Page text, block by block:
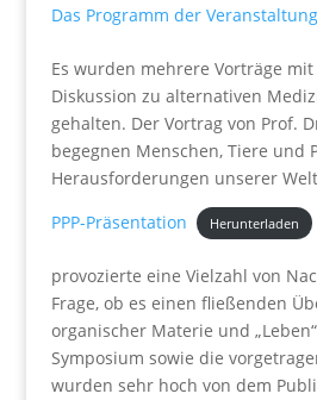
Das Programm der Veranstaltung
Es wurden mehrere Vorträge
Diskussion zu alternativen
gehalten. Der Vortrag von Prof.
begegnen Menschen, Tiere und
Herausforderungen unserer
PPP-Präsentation
Herunterladen
provozierte eine Vielzahl von
Frage, ob es einen fließenden
organischer Materie und
Symposium sowie die
wurden sehr hoch von dem